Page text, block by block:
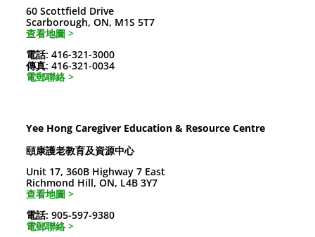
60 Scottfield Drive
Scarborough, ON, M1S 5T7
查看地圖 >
電話: 416-321-3000
傳真: 416-321-0034
電郵聯絡 >
Yee Hong Caregiver Education & Resource Centre
頤康護老教育及資源中心
Unit 17, 360B Highway 7 East
Richmond Hill, ON, L4B 3Y7
查看地圖 >
電話: 905-597-9380
電郵聯絡 >